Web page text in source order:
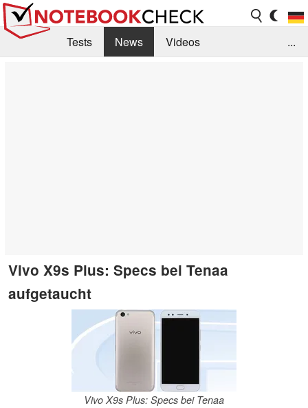
Tests News
Videos
...
Vivo X9s Plus: Specs bei Tenaa
aufgetaucht
Vivo X9s Plus: Specs bei Tenaa